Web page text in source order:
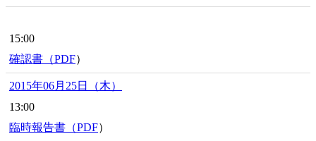
15:00
確認書（PDF）
2015年06月25日（木）
13:00
臨時報告書（PDF）